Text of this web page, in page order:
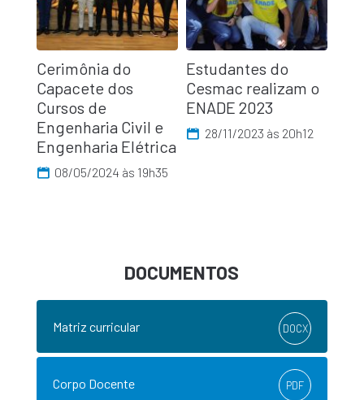
Cerimônia do
Capacete dos
Cursos de
Engenharia Civil e
Engenharia Elétrica
08/05/2024 às 19h35
Estudantes do
Cesmac realizam o
ENADE 2023
28/11/2023 às 20h12
DOCUMENTOS
Matriz curricular DOCX
Corpo Docente PDF